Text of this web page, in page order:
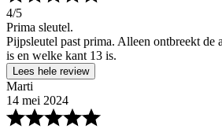
4/5
Prima sleutel.
Pijpsleutel past prima. Alleen ontbreekt de
is en welke kant 13 is.
Lees hele review
Marti
14 mei 2024